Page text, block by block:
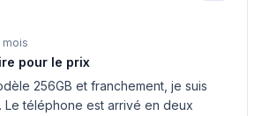
mois
pour le prix
256GB et franchement, je suis
Le téléphone est arrivé en deux